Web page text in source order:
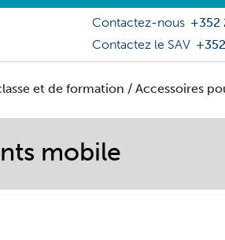
Contactez-nous +352
Contactez le SAV
et de formation /Accessoires
mobile